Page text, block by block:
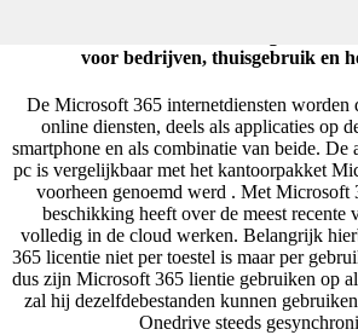
voor bedrijven, thuisgebruik en
De Microsoft 365 internetdiensten worden
online diensten, deels als applicaties op
smartphone en als combinatie van beide. De
pc is vergelijkbaar met het kantoorpakket
voorheen genoemd werd . Met Microsoft
beschikking heeft over de meest recente
volledig in de cloud werken. Belangrijk
365 licentie niet per toestel is maar per
dus zijn Microsoft 365 lientie gebruiken op
zal hij dezelfdebestanden kunnen
Onedrive steeds